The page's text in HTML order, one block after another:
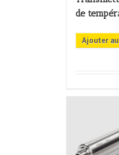
de
Ajouter